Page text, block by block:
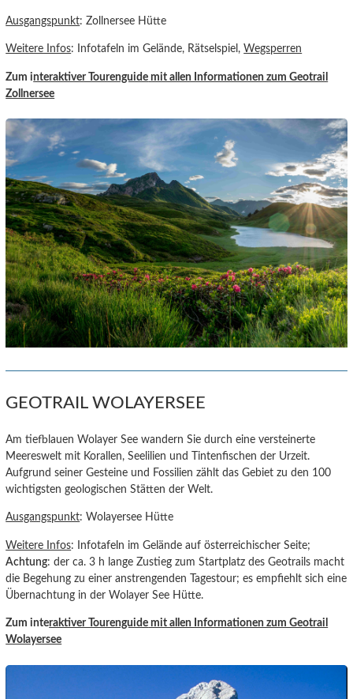
Ausgangspunkt: Zollnersee Hütte
Weitere Infos: Infotafeln im Gelände, Rätselspiel,Wegsperren
Zum interaktiver Tourenguide mit allen Informationen zum Geotrail
Zollnersee
GEOTRAIL WOLAYERSEE
Am tiefblauen Wolayer See wandern Sie durch eine versteinerte
Meereswelt mit Korallen, Seelilien und Tintenfischen der Urzeit.
Aufgrund seiner Gesteine und Fossilien zählt das Gebiet zu den 100
wichtigsten geologischen Stätten der Welt.
Ausgangspunkt: Wolayersee Hütte
Weitere Infos: Infotafeln im Gelände auf österreichischer Seite;
Achtung: der ca. 3 h lange Zustieg zum Startplatz des Geotrails macht
die Begehung zu einer anstrengenden Tagestour; es empfiehlt sich eine
Übernachtung in der Wolayer See Hütte.
Zum interaktiver Tourenguide mit allen Informationen zum Geotrail
Wolayersee